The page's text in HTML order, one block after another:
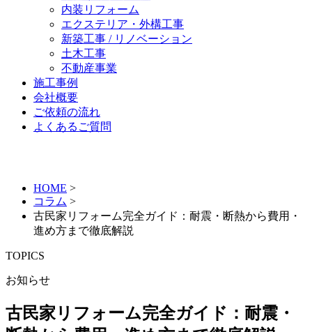
内装リフォーム
エクステリア・外構工事
新築工事 / リノベーション
土木工事
不動産事業
施工事例
会社概要
ご依頼の流れ
よくあるご質問
HOME >
コラム >
古民家リフォーム完全ガイド：耐震・断熱から費用・
進め方まで徹底解説
TOPICS
お知らせ
古民家リフォーム完全ガイド：耐震・